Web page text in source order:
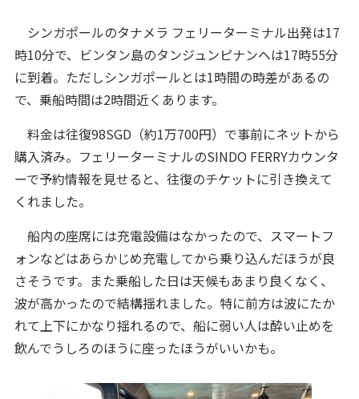
シンガポールのタナメラ フェリーターミナル出発は17
時10分で、ビンタン島のタンジュンピナンへは17時55分
に到着。ただしシンガポールとは1時間の時差があるの
で、乗船時間は2時間近くあります。
料金は往復98SGD（約1万700円）で事前にネットから
購入済み。フェリーターミナルのSINDO FERRYカウンタ
ーで予約情報を見せると、往復のチケットに引き換えて
くれました。
船内の座席には充電設備はなかったので、スマートフ
ォンなどはあらかじめ充電してから乗り込んだほうが良
さそうです。また乗船した日は天候もあまり良くなく、
波が高かったので結構揺れました。特に前方は波にたか
れて上下にかなり揺れるので、船に弱い人は酔い止めを
飲んでうしろのほうに座ったほうがいいかも。